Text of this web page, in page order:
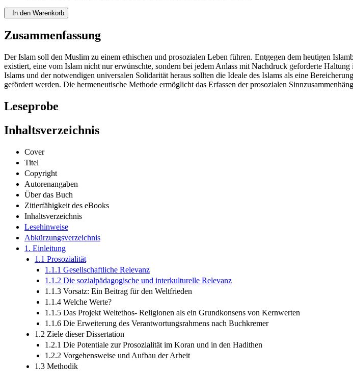
In den Warenkorb
Zusammenfassung
Der Islam soll den Muslim zu einem ethischen und prosozialen Leben führen. Entgegen dem heutigen
existiert, eine vom Islam nicht nur erwünschte, sondern bei jedem Anlass mit Nachdruck geforderte
Islams und der notwendigen universalen Solidarität heraus sollten die Ideale des Islams als eine
gefördert werden. Die hermeneutische Methode ermöglicht das Erfassen der prosozialen
Leseprobe
Inhaltsverzeichnis
Cover
Titel
Copyright
Autorenangaben
Über das Buch
Zitierfähigkeit des eBooks
Inhaltsverzeichnis
Lesehinweise
Abkürzungsverzeichnis
1. Einleitung
1.1 Prosozialität
1.1.1 Gesellschaftliche Relevanz
1.1.2 Die sozialpädagogische und interkulturelle Relevanz
1.1.3 Vorsatz: Ein Beitrag für den Weltfrieden
1.1.4 Welche Werte?
1.1.5 Das Projekt Weltethos- Religionen als ein Grundkonsens von Kernwerten
1.1.6 Die Erweiterung des Verantwortungsrahmens nach Buchkremer
1.2 Ziele dieser Dissertation
1.2.1 Die Potentiale zur Prosozialität im Koran und in den Hadithen
1.2.2 Vorgehensweise und Aufbau der Arbeit
1.3 Methodik